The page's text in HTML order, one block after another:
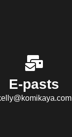
E-pasts